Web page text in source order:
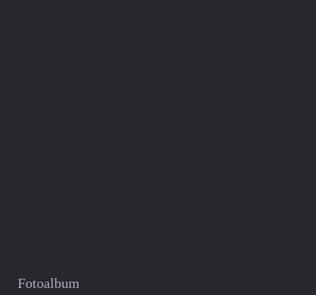
Fotoalbum